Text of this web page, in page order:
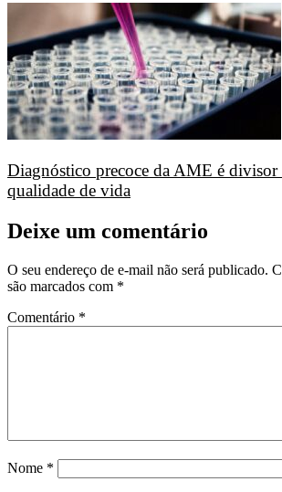
Diagnóstico precoce da AME é divisor
qualidade de vida
Deixe um comentário
O seu endereço de e-mail não será publicado.
são marcados com *
Comentário *
Nome *